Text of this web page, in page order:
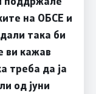
на ОБСЕ и
така би
ви кажав
треба да ја
од јуни